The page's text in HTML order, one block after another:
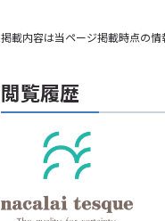
掲載内容は当ページ掲載時点の
閲覧履歴